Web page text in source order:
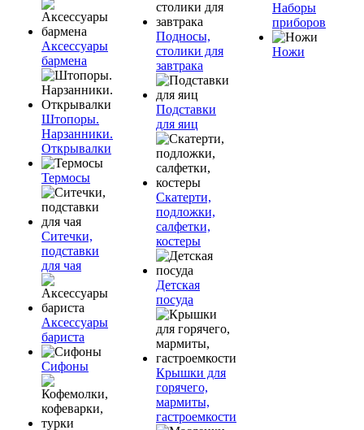
Аксессуары
бармена
Штопоры.
Нарзанники.
Открывалки
Термосы
Ситечки,
подставки
для чая
Аксессуары
бариста
Сифоны
Подносы,
столики для
завтрака
Подставки
для яиц
Скатерти,
подложки,
салфетки,
костеры
Детская
посуда
Крышки для
горячего,
мармиты,
гастроемкости
Наборы
приборов
Ножи